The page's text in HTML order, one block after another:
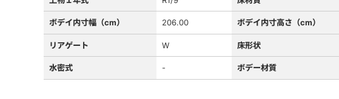
ボデイ内寸幅（cm） 206.00 ボデイ内寸高さ（cm）
リアゲート W 床形状
水密式 - ボデー材質